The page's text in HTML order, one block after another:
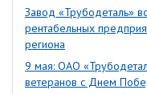
Завод «Трубодеталь»
рентабельных
региона
9 мая: ОАО
ветеранов с Днем